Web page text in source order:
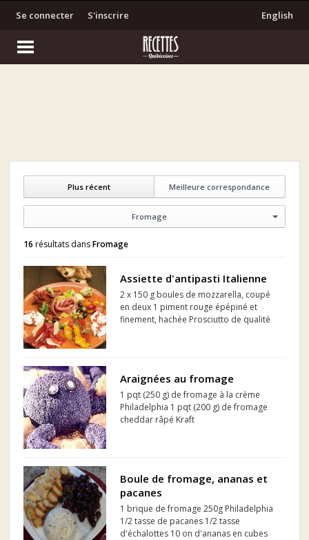
S'inscrire
Se connecter English
Meilleure correspondance
Plus récent
Fromage
16 résultats dansFromage
Assiette d'antipasti Italienne
2 x 150 g boules de mozzarella, coupé
en deux 1 piment rouge épépiné et
finement, hachée Prosciutto de qualité
l'huile réservée 290 g de tomates
Araignées au fromage
1 pqt (250 g) de fromage à la crème
Philadelphia 1 pqt (200 g) de fromage
cheddar râpé Kraft
Boule de fromage, ananas et
pacanes
1 brique de fromage 250g Philadelphia
1/2 tasse de pacanes 1/2 tasse
d'échalottes 10 on d'ananas en cubes